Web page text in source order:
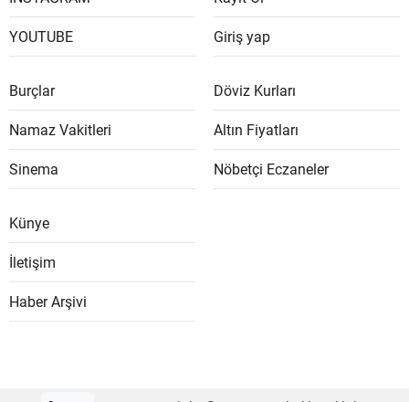
YOUTUBE Giriş yap
Burçlar
Namaz Vakitleri
Sinema
Döviz Kurları
Altın Fiyatları
Nöbetçi Eczaneler
Künye
İletişim
Haber Arşivi